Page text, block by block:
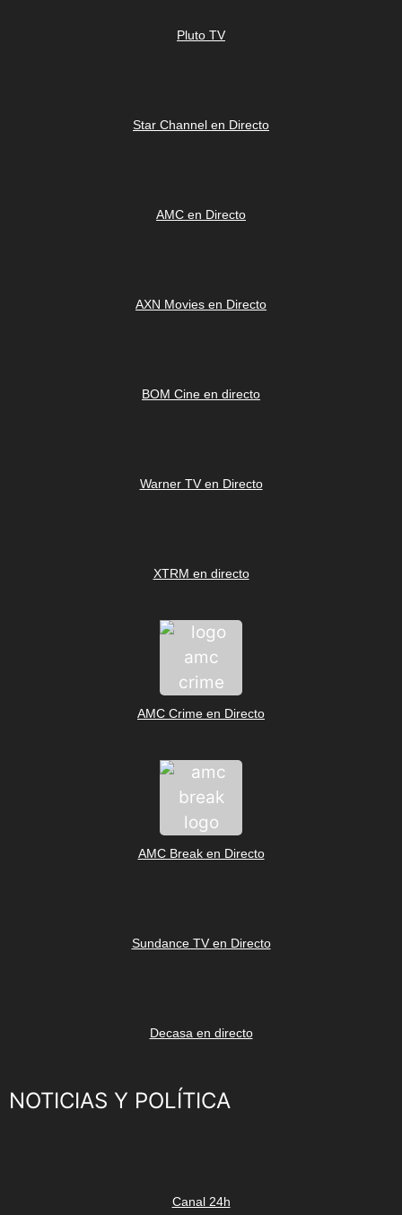
Pluto TV
Star Channel en Directo
AMC en Directo
AXN Movies en Directo
BOM Cine en directo
Warner TV en Directo
XTRM en directo
AMC Crime en Directo
AMC Break en Directo
Sundance TV en Directo
Decasa en directo
NOTICIAS Y POLÍTICA
Canal 24h